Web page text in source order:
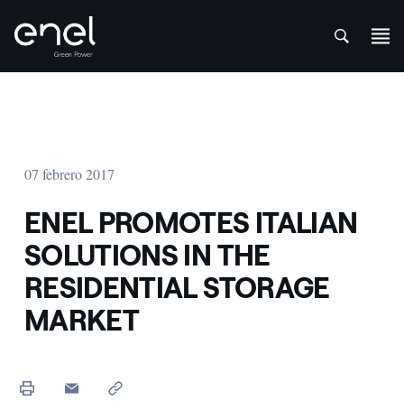
07 febrero 2017
ENEL PROMOTES ITALIAN
SOLUTIONS IN THE
RESIDENTIAL STORAGE
MARKET